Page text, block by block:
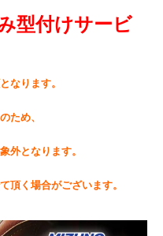
型付けサービ
なります。
ため、
外となります。
頂く場合がございます。